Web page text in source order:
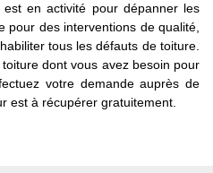
est en activité pour dépanner les
pour des interventions de qualité,
tous les défauts de toiture.
dont vous avez besoin pour
votre demande auprès de
est à récupérer gratuitement.